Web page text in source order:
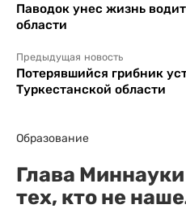
Паводок унес жизнь
области
Предыдущая новость
Потерявшийся грибник
Туркестанской области
Образование
Глава
тех, кто не